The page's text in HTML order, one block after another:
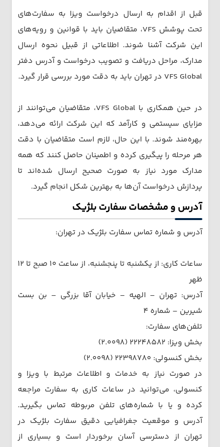
قبل از اقدام به ارسال درخواست ویزا به سفارت‌های
تحت پوشش VFS، متقاضیان باید با قوانین و رویه‌های
این شرکت آشنا شوند. اطلاعاتی از قبیل نحوه ارسال
مدارک، مراحل دریافت و تصویب درخواست و آدرس دفتر
VFS Global در تهران باید به دقت مورد بررسی قرار گیرد.
در حین همکاری با VFS Global، متقاضیان می‌توانند از
مزایای سیستمی و کارآمد که این شرکت ارائه می‌دهد،
بهره‌مند شوند. با این حال، لازم است متقاضیان با دقت
هر مرحله را پیگیری کرده و اطمینان حاصل کنند که همه
مدارک مورد نیاز به صورت صحیح ارسال شده‌اند تا
پردازش درخواست آن‌ها به بهترین شکل انجام گیرد.
آدرس و مشخصات سفارت بلژیک
آدرس و شماره تماس سفارت بلژیک در تهران:
ساعات کاری: از یکشنبه تا پنجشنبه، از ساعت ۱۰ صبح تا ۱۲
ظهر
آدرس: تهران – الهیه – خیابان آقا بزرگی – بن بست
شیرین – شماره ۴
تلفن‌های سفارت:
بخش ویزا: ۲۲۲۴۸۵۸۲ (۲.۰۰۹۸)
بخش کنسولی: ۲۲۳۹۸۷۸۰ (۲.۰۰۹۸)
در صورت نیاز به خدمات و اطلاعات مرتبط با ویزا و
کنسولی، می‌توانید در ساعات کاری به سفارت مراجعه
کرده و یا با شماره‌های تلفن مربوطه تماس بگیرید.
آدرس و موقعیت جغرافیایی دقیق سفارت بلژیک در
تهران از دسترسی آسان برخوردار است و بسیاری از